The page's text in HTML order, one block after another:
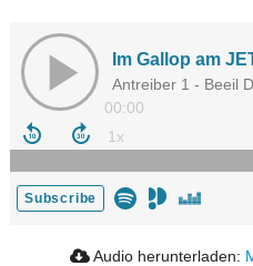
Im Gallop am
Antreiber 1 - Beeil
00:00
Subscribe
Audio herunterladen: